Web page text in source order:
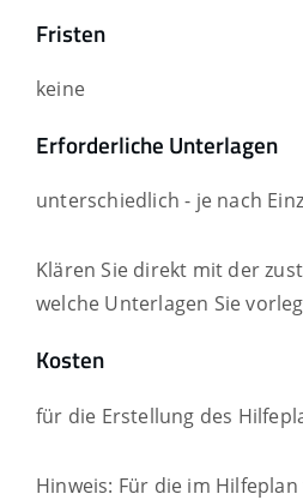
Fristen
keine
Erforderliche Unterlagen
unterschiedlich - je nach
Klären Sie direkt mit der
welche Unterlagen Sie
Kosten
für die Erstellung des
Hinweis: Für die im